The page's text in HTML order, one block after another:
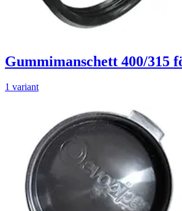
Gummimanschett 400/315
1 variant